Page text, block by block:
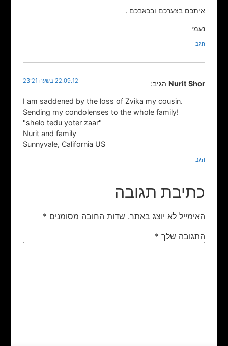
איתכם בצערכם ובכאבכם .
נעמי
הגב
Nurit Shor הגיב: 22.09.12 בשעה 23:21
I am saddened by the loss of Zvika my cousin.
Sending my condolenses to the whole family!
"shelo tedu yoter zaar"
Nurit and family
Sunnyvale, California US
הגב
כתיבת תגובה
האימייל לא יוצג באתר. שדות החובה מסומנים *
התגובה שלך *